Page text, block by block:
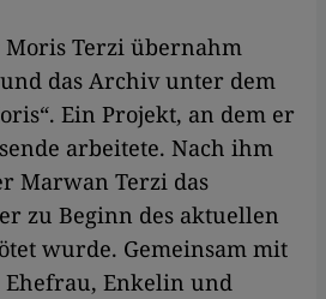
Moris Terzi übernahm
das Archiv unter dem
Ein Projekt, an dem er
arbeitete. Nach ihm
Marwan Terzi das
zu Beginn des aktuellen
wurde. Gemeinsam mit
Ehefrau, Enkelin und